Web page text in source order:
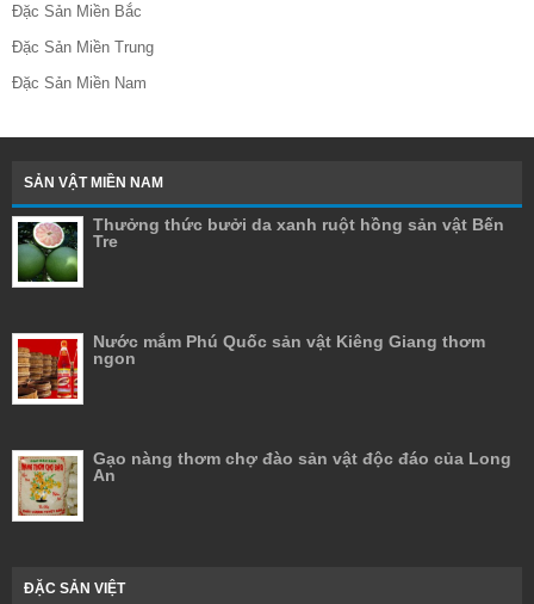
Đặc Sản Miền Bắc
Đặc Sản Miền Trung
Đặc Sản Miền Nam
SẢN VẬT MIỀN NAM
Thưởng thức bưởi da xanh ruột hồng sản vật Bến
Tre
Nước mắm Phú Quốc sản vật Kiêng Giang thơm
ngon
Gạo nàng thơm chợ đào sản vật độc đáo của Long
An
ĐẶC SẢN VIỆT